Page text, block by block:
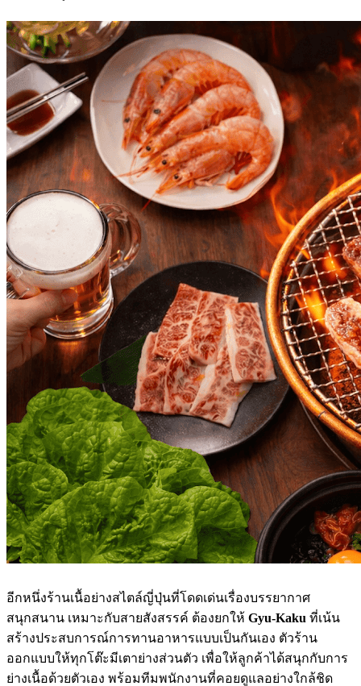
อีกหนึ่งร้านเนื้อย่างสไตล์ญี่ปุ่นที่โดดเด่นเรื่องบรรยากาศ
สนุกสนาน เหมาะกับสายสังสรรค์ ต้องยกให้ Gyu-Kaku ที่เน้น
สร้างประสบการณ์การทานอาหารแบบเป็นกันเอง ตัวร้าน
ออกแบบให้ทุกโต๊ะมีเตาย่างส่วนตัว เพื่อให้ลูกค้าได้สนุกกับการ
ย่างเนื้อด้วยตัวเอง พร้อมทีมพนักงานที่คอยดูแลอย่างใกล้ชิด